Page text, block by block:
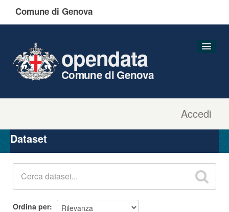
Comune di Genova
Accedi
opendata
Comune di Genova
Organizzazioni
Gruppi
Dataset
Ordina per